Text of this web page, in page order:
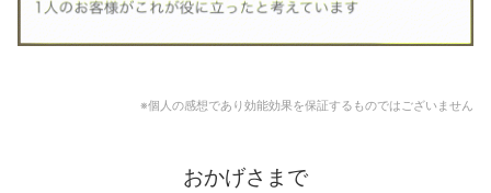
※個人の感想であり効能効果を保証するものではございません
おかげさまで